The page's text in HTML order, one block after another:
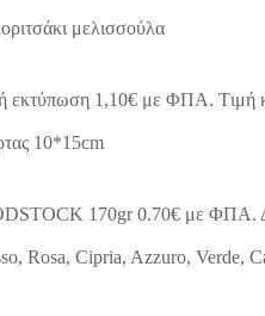
μελισσούλα
εκτύπωση 1,10€ με ΦΠΑ. Tιμή
10*15cm
170gr 0.70€ με ΦΠΑ.
Rosa, Cipria, Azzuro, Verde,